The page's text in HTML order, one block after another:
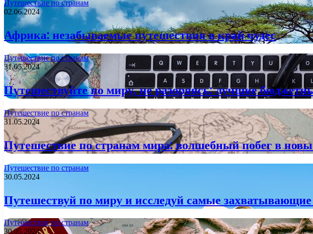
Путешествие по странам
02.06.2024
Африка: незабываемые путешествия в край чудес
Путешествие по странам
31.05.2024
Путешествуйте по миру, не разоряясь: лучшие
Путешествие по странам
31.05.2024
Путешествие по странам мира: волшебный побег в
Путешествие по странам
30.05.2024
Путешествуй по миру и исследуй самые
Путешествие по странам
30.05.2024